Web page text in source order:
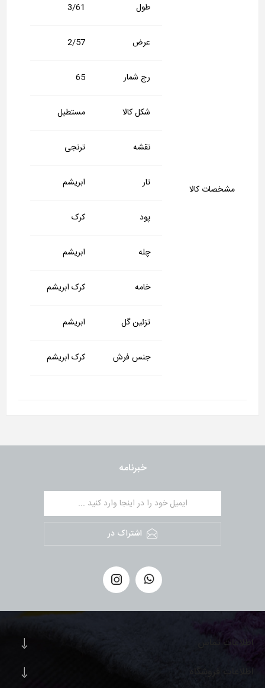
مشخصات کالا
طول 3/61
عرض 2/57
رج شمار 65
شکل کالا مستطیل
نقشه ترنجی
تار ابریشم
پود کرک
چله ابریشم
خامه کرک ابریشم
تزئین گل ابریشم
جنس فرش کرک ابریشم
خبرنامه
اشتراک در
اطلاعات تماس
اطلاعات فروشگاه